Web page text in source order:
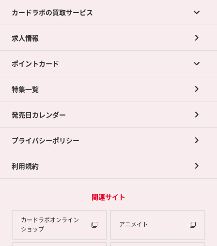
カードラボの買取サービス
カードラボの買取サービスTOP
店舗買取について
ネット買取について
買取承諾書について
求人情報
ポイントカード
ポイントカードTOP
ポイント交換景品
特集一覧
発売日カレンダー
プライバシーポリシー
利用規約
関連サイト
カードラボオンライン
ショップ
アニメイト